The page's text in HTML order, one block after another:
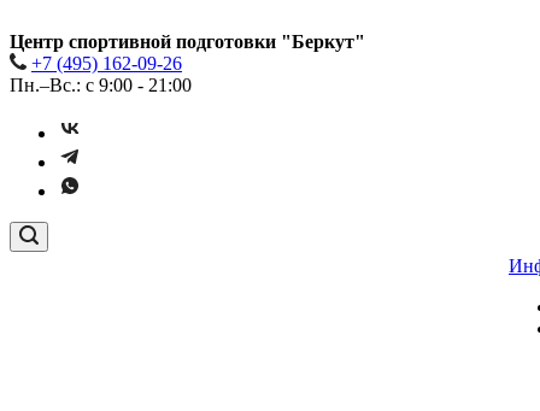
Центр спортивной подготовки "Беркут"
+7 (495) 162-09-26
Пн.–Вс.: с 9:00 - 21:00